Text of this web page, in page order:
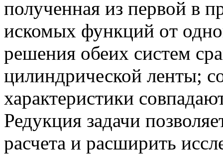
полученная из первой в
искомых функций oт
решения обеих систем
цилиндрической ленты;
характеристики
Редукция задачи
расчета и расширить